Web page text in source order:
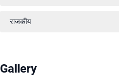
राजकीय
Gallery